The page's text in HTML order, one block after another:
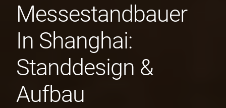
Messestandbauer
In Shanghai:
Standdesign &
Aufbau